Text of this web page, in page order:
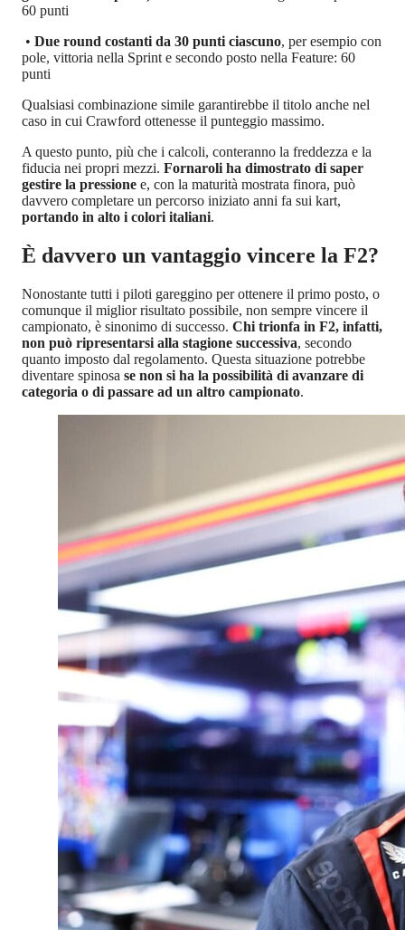
60 punti
• Due round costanti da 30 punti ciascuno, per esempio con
pole, vittoria nella Sprint e secondo posto nella Feature: 60
punti
Qualsiasi combinazione simile garantirebbe il titolo anche nel
caso in cui Crawford ottenesse il punteggio massimo.
A questo punto, più che i calcoli, conteranno la freddezza e la
fiducia nei propri mezzi. Fornaroli ha dimostrato di saper
gestire la pressione e, con la maturità mostrata finora, può
davvero completare un percorso iniziato anni fa sui kart,
portando in alto i colori italiani.
È davvero un vantaggio vincere la F2?
Nonostante tutti i piloti gareggino per ottenere il primo posto, o
comunque il miglior risultato possibile, non sempre vincere il
campionato, è sinonimo di successo. Chi trionfa in F2, infatti,
non può ripresentarsi alla stagione successiva, secondo
quanto imposto dal regolamento. Questa situazione potrebbe
diventare spinosa se non si ha la possibilità di avanzare di
categoria o di passare ad un altro campionato.